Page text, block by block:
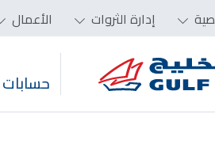
إدارة الثروات الأعمال
حسابات